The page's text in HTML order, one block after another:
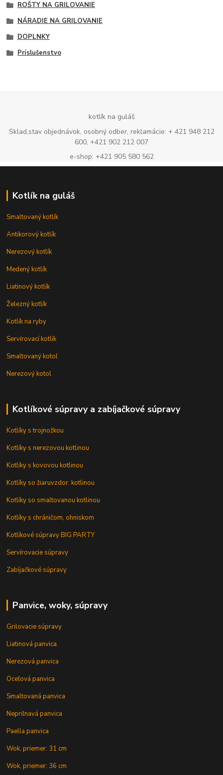
ROŠTY NA GRILOVANIE
NÁRADIE NA GRILOVANIE
DOPLNKY
Príslušenstvo
kotlík na guláš
Sklad,stav objednávok, osobný odber, reklamácie: + 421 948 212
600, +421 902 212 007
e-shop: +421 905 580 562
Kotlík na guláš
Smaltovaný kotlík
Antikorový kotlík
Nerezový kotlík
Medený kotlík
Liatinový kotlík
Železný kotlík
Kotlík na ryby
Servírovací kotlík
Smaltovaný kotol
Nerezový kotol
Kotlíkové súpravy a zabíjačkové súpravy
Kotlíky s trojnožkou
Kotlíky s nerezovou kotlinou
Kotlíky s kovovou kotlinou
Kotlíky so žiaruvzdor. kotlinou
Kotlíky so smaltovanou kotlinou
Kotlíky s chráničom, ohniskom
Kotlíkové súpravy BIG PARTY
Servírovacie súpravy
Zabíjačkové súpravy
Panvice, woky, súpravy
Grilovacie súpravy
Liatinová panvica
Nerezová panvica
Oceľová panvica
Smaltovaná panvica
Nepriľnavá panvica
Paella panvica
Wok, priemer: 31 cm
Wok, priemer: 36 cm